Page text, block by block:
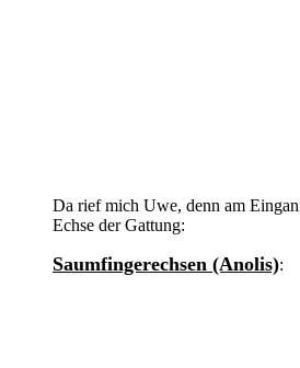
Da rief mich Uwe, denn am
Echse der Gattung:
Saumfingerechsen (Anolis):